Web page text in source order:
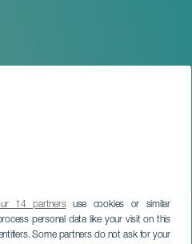
14 partnersuse cookies or similar
personal data like your visit on this
Some partners do not ask for your
More –